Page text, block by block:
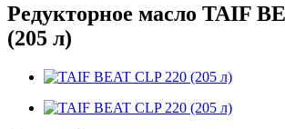
Редукторное масло TAIF
(205 л)